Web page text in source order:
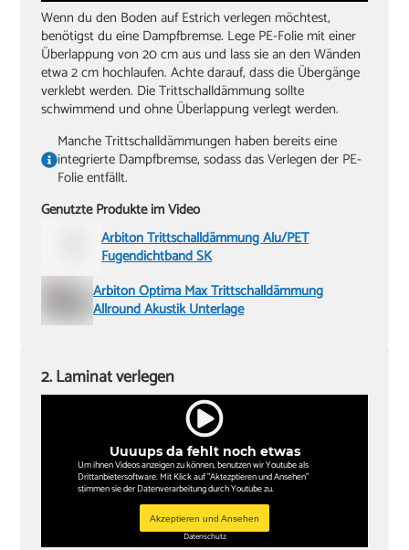
Wenn du den Boden auf Estrich verlegen möchtest,
benötigst du eine Dampfbremse. Lege PE-Folie mit einer
Überlappung von 20 cm aus und lass sie an den Wänden
etwa 2 cm hochlaufen. Achte darauf, dass die Übergänge
verklebt werden. Die Trittschalldämmung sollte
schwimmend und ohne Überlappung verlegt werden.
Manche Trittschalldämmungen haben bereits eine
integrierte Dampfbremse, sodass das Verlegen der PE-
Folie entfällt.
Genutzte Produkte im Video
Arbiton Trittschalldämmung Alu/PET
Fugendichtband SK
Arbiton Optima Max Trittschalldämmung
Allround Akustik Unterlage
Uuuups da fehlt noch etwas
Um ihnen Videos anzeigen zu können, benutzen wir Youtube als
Drittanbietersoftware. Mit Klick auf "Aktezptieren und Ansehen"
stimmen sie der Datenverarbeitung durch Youtube zu.
Akzeptieren und Ansehen
Datenschutz
2. Laminat verlegen